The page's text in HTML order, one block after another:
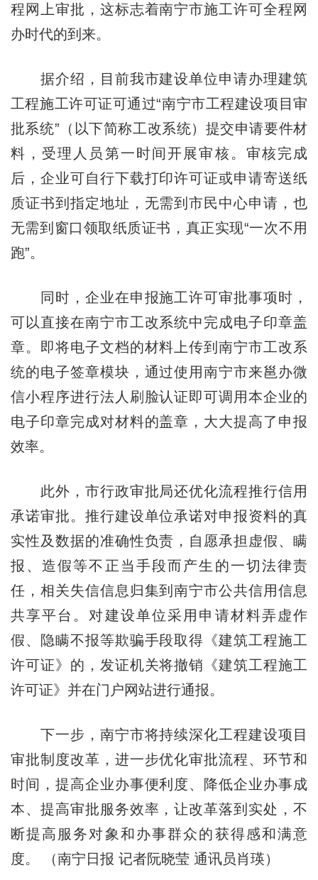
程网上审批，这标志着南宁市施工许可全程网
办时代的到来。
据介绍，目前我市建设单位申请办理建筑
工程施工许可证可通过“南宁市工程建设项目审
批系统”（以下简称工改系统）提交申请要件材
料，受理人员第一时间开展审核。审核完成
后，企业可自行下载打印许可证或申请寄送纸
质证书到指定地址，无需到市民中心申请，也
无需到窗口领取纸质证书，真正实现“一次不用
跑”。
同时，企业在申报施工许可审批事项时，
可以直接在南宁市工改系统中完成电子印章盖
章。即将电子文档的材料上传到南宁市工改系
统的电子签章模块，通过使用南宁市来邕办微
信小程序进行法人刷脸认证即可调用本企业的
电子印章完成对材料的盖章，大大提高了申报
效率。
此外，市行政审批局还优化流程推行信用
承诺审批。推行建设单位承诺对申报资料的真
实性及数据的准确性负责，自愿承担虚假、瞒
报、造假等不正当手段而产生的一切法律责
任，相关失信信息归集到南宁市公共信用信息
共享平台。对建设单位采用申请材料弄虚作
假、隐瞒不报等欺骗手段取得《建筑工程施工
许可证》的，发证机关将撤销《建筑工程施工
许可证》并在门户网站进行通报。
下一步，南宁市将持续深化工程建设项目
审批制度改革，进一步优化审批流程、环节和
时间，提高企业办事便利度、降低企业办事成
本、提高审批服务效率，让改革落到实处，不
断提高服务对象和办事群众的获得感和满意
度。 （南宁日报 记者阮晓莹 通讯员肖瑛）